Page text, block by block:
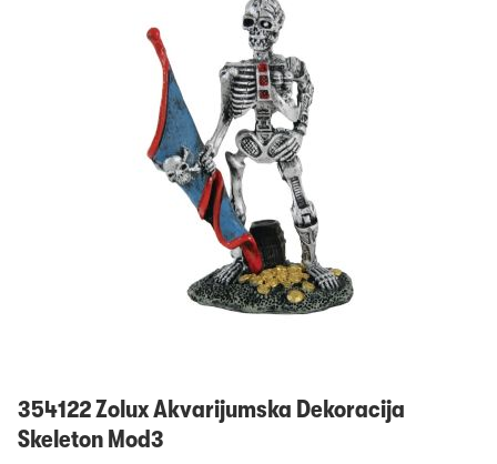
354122 Zolux Akvarijumska Dekoracija
Skeleton Mod3